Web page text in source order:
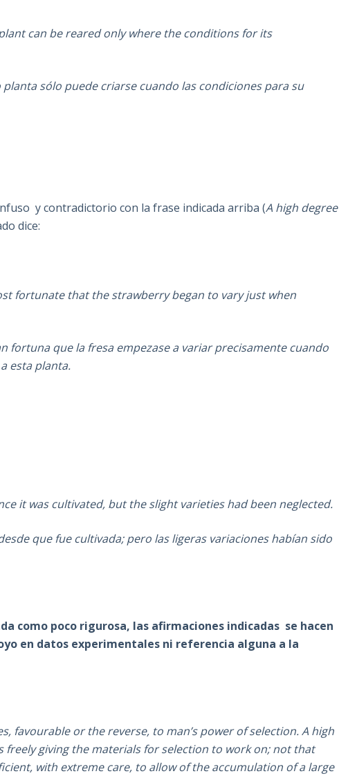
can be reared only where the conditions for its
sólo puede criarse cuando las condiciones para su
y contradictorio con la frase indicada arriba (A high degree
dice:
fortunate that the strawberry began to vary just when
fortuna que la fresa empezase a variar precisamente cuando
esta planta.
it was cultivated, but the slight varieties had been neglected.
que fue cultivada; pero las ligeras variaciones habían sido
como poco rigurosa, las afirmaciones indicadas se hacen
en datos experimentales ni referencia alguna a la
favourable or the reverse, to man’s power of selection. A high
freely giving the materials for selection to work on; not that
with extreme care, to allow of the accumulation of a large